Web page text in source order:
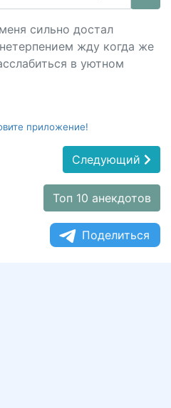
сильно достал
жду когда же
в уютном
приложение!
Следующий
Топ 10 анекдотов
Поделиться